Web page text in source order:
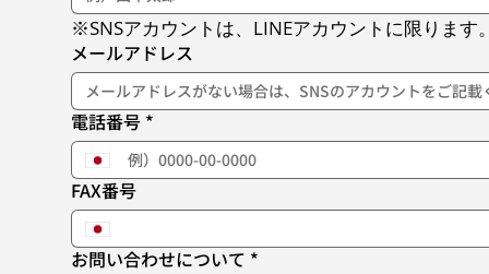
※SNSアカウントは、LINEアカウントに限ります
メールアドレス
電話番号 *
FAX番号
お問い合わせについて *